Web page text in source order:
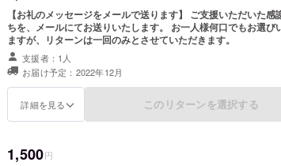
【お礼のメッセージをメールで送ります】 ご支援いただいた感謝の気持
ちを、メールにてお送りいたします。 お一人様何口でもお選びいただけ
ますが、リターンは一回のみとさせていただきます。
支援者：1人
お届け予定：2022年12月
詳細を見る このリターンを選択する
1,500円